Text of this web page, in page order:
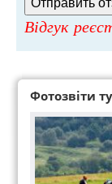
Відгук
Фотозвіти